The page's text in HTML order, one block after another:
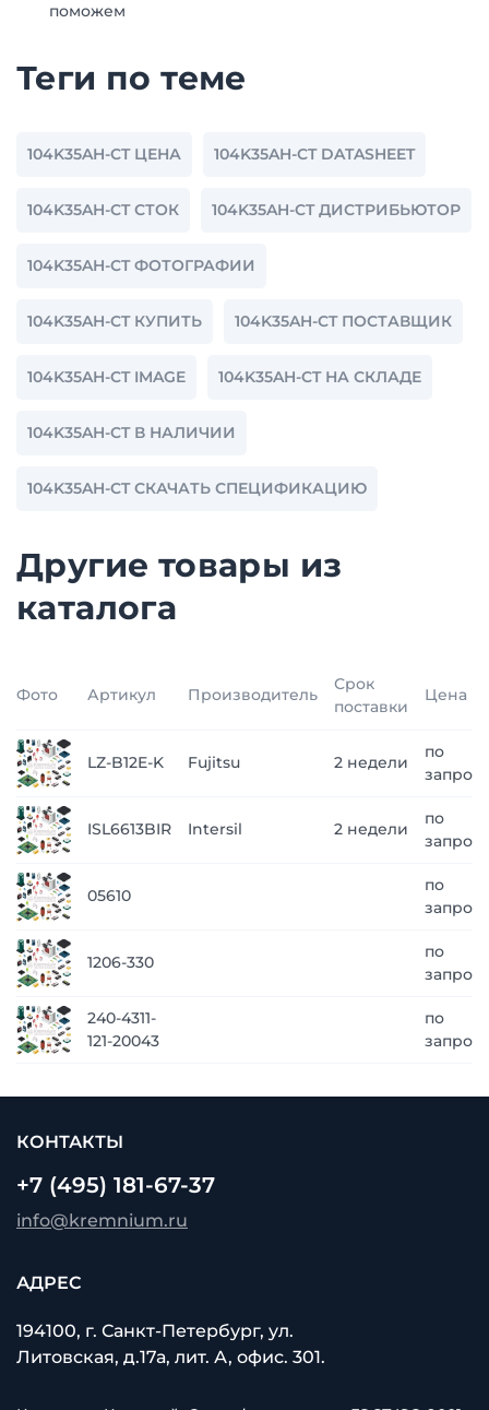
поможем
Теги по теме
104K35AH-CT ЦЕНА 104K35AH-CT DATASHEET
104K35AH-CT СТОК 104K35AH-CT ДИСТРИБЬЮТОР
104K35AH-CT ФОТОГРАФИИ
104K35AH-CT КУПИТЬ 104K35AH-CT ПОСТАВЩИК
104K35AH-CT IMAGE 104K35AH-CT НА СКЛАДЕ
104K35AH-CT В НАЛИЧИИ
104K35AH-CT СКАЧАТЬ СПЕЦИФИКАЦИЮ
Другие товары из
каталога
Фото Артикул Производитель
Срок
поставки
Цена
LZ-B12E-K Fujitsu 2 недели
по
запросу
ISL6613BIR Intersil 2 недели
по
запросу
05610
по
запросу
1206-330
по
запросу
240-4311-
121-20043
по
запросу
КОНТАКТЫ
+7 (495) 181-67-37
info@kremnium.ru
АДРЕС
194100, г. Санкт-Петербург, ул.
Литовская, д.17а, лит. А, офис. 301.